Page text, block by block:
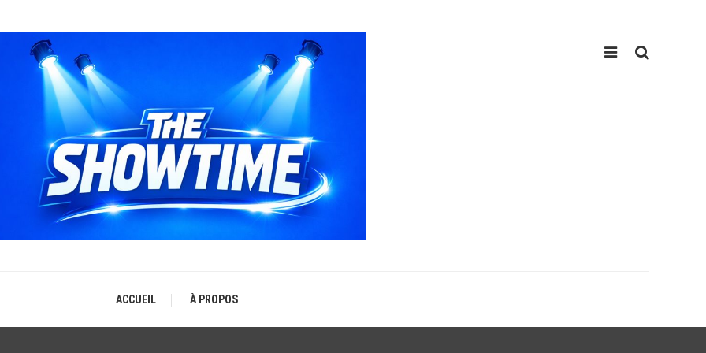
THE SHOWTIME
ACCUEIL À PROPOS